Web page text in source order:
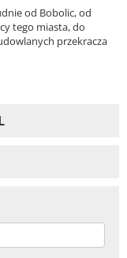
od Bobolic, od
tego miasta, do
przekracza